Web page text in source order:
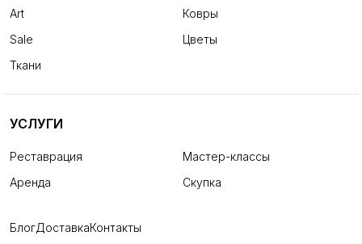
Art
Ковры
Sale
Цветы
Ткани
УСЛУГИ
Реставрация
Мастер-классы
Аренда
Скупка
БлогДоставкаКонтакты